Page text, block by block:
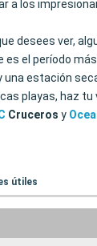
a los
desees ver,
el período
estación
playas, haz
Cruceros y
útiles